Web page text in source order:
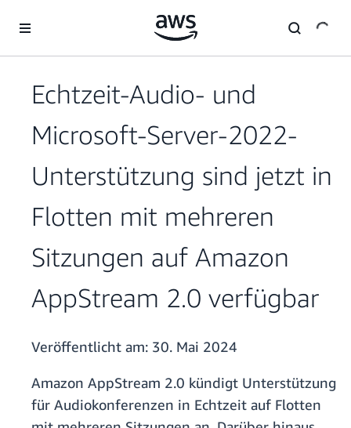
Überspringen zum Hauptinhalt
Echtzeit-Audio- und
Microsoft-Server-2022-
Unterstützung sind jetzt in
Flotten mit mehreren
Sitzungen auf Amazon
AppStream 2.0 verfügbar
Veröffentlicht am: 30. Mai 2024
Amazon AppStream 2.0 kündigt Unterstützung
für Audiokonferenzen in Echtzeit auf Flotten